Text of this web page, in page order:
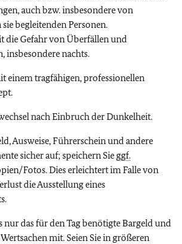
auch bzw. insbesondere von
begleitenden Personen.
die Gefahr von Überfällen und
insbesondere nachts.
einem tragfähigen, professionellen
nach Einbruch der Dunkelheit.
Ausweise, Führerschein und andere
sicher auf; speichern Sie ggf.
Fotos. Dies erleichtert im Falle von
die Ausstellung eines
nur das für den Tag benötigte Bargeld und
mit. Seien Sie in größeren